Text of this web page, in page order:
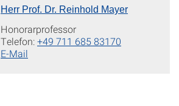
Herr Prof. Dr. Reinhold Mayer
Honorarprofessor
Telefon:+49 711 685 83170
E-Mail